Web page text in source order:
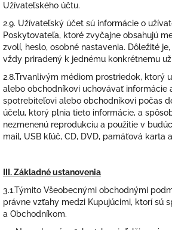
Užívateľského účtu.
2.9. Užívateľský účet sú informácie o
Poskytovateľa, ktoré zvyčajne obsahujú
zvolí, heslo, osobné nastavenia. Dôležité
vždy priradený k jednému konkrétnemu
2.8.Trvanlivým médiom prostriedok, ktorý
alebo obchodníkovi uchovávať informácie
spotrebiteľovi alebo obchodníkovi počas
účelu, ktorý plnia tieto informácie, a
nezmenenú reprodukciu a použitie v
mail, USB kľúč, CD, DVD, pamäťová karta
III. Základné ustanovenia
3.1.Týmito Všeobecnými obchodnými
právne vzťahy medzi Kupujúcimi, ktorí sú
a Obchodníkom.